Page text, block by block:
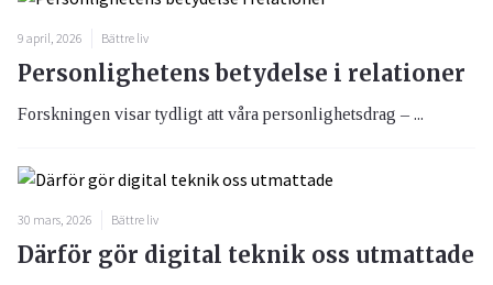
9 april, 2026 Bättre liv
Personlighetens betydelse i relationer
Forskningen visar tydligt att våra personlighetsdrag – ...
30 mars, 2026 Bättre liv
Därför gör digital teknik oss utmattade